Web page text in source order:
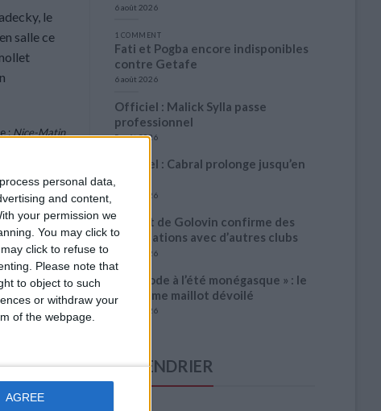
personal data,
and content,
your permission we
You may click to
click to refuse to
Please note that
to object to such
or withdraw your
of the webpage.
AGREE
le
salle ce
: Nice-Matin
6 août 2026
1 COMMENT
Fati et Pogba encore indisponibles
contre Getafe
6 août 2026
Officiel : Malick Sylla passe
professionnel
5 août 2026
Officiel : Cabral prolonge jusqu’en
5 août 2026
L’agent de Golovin confirme des
négociations avec d’autres clubs
4 août 2026
« Une ode à l’été monégasque » : le
troisième maillot dévoilé
4 août 2026
CALENDRIER